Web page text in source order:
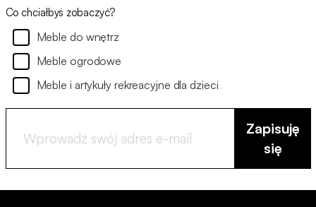
Co chciałbyś zobaczyć?
Meble do wnętrz
Meble ogrodowe
Meble i artykuły rekreacyjne dla dzieci
Zapisuję
się